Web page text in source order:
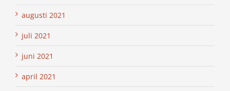
augusti 2021
juli 2021
juni 2021
april 2021